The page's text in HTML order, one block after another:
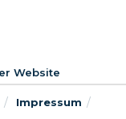
Website
Impressum